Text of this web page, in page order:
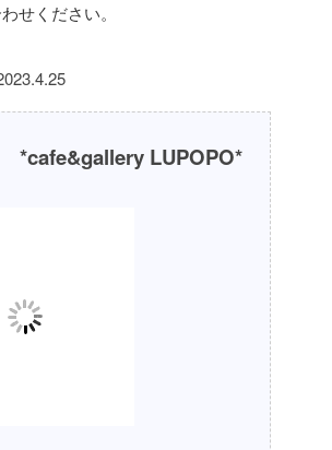
せください。
*cafe&gallery LUPOPO*